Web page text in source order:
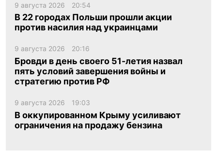
9 августа 2026 20:54
В 22 городах Польши прошли акции
против насилия над украинцами
9 августа 2026 20:16
Бровди в день своего 51-летия назвал
пять условий завершения войны и
стратегию против РФ
9 августа 2026 19:03
В оккупированном Крыму усиливают
ограничения на продажу бензина